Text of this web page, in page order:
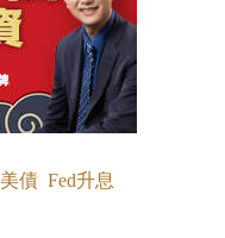
美債 Fed升息